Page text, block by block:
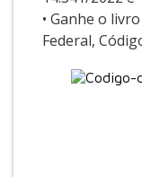
• Ganhe o
Federal,